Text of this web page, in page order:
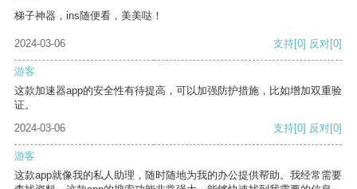
梯子神器，ins随便看，美美哒！
2024-03-06 支持[0] 反对[0]
游客
这款加速器app的安全性有待提高，可以加强防护措施，比如增加双重验
证。
2024-03-06
支持[0] 反对[0]
游客
这款app就像我的私人助理，随时随地为我的办公提供帮助。我经常需要